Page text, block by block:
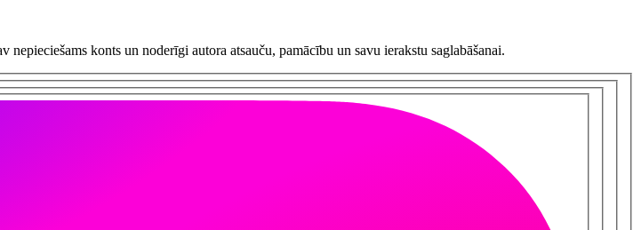
konts un noderīgi autora atsauču, pamācību un savu ierakstu saglabāšanai.